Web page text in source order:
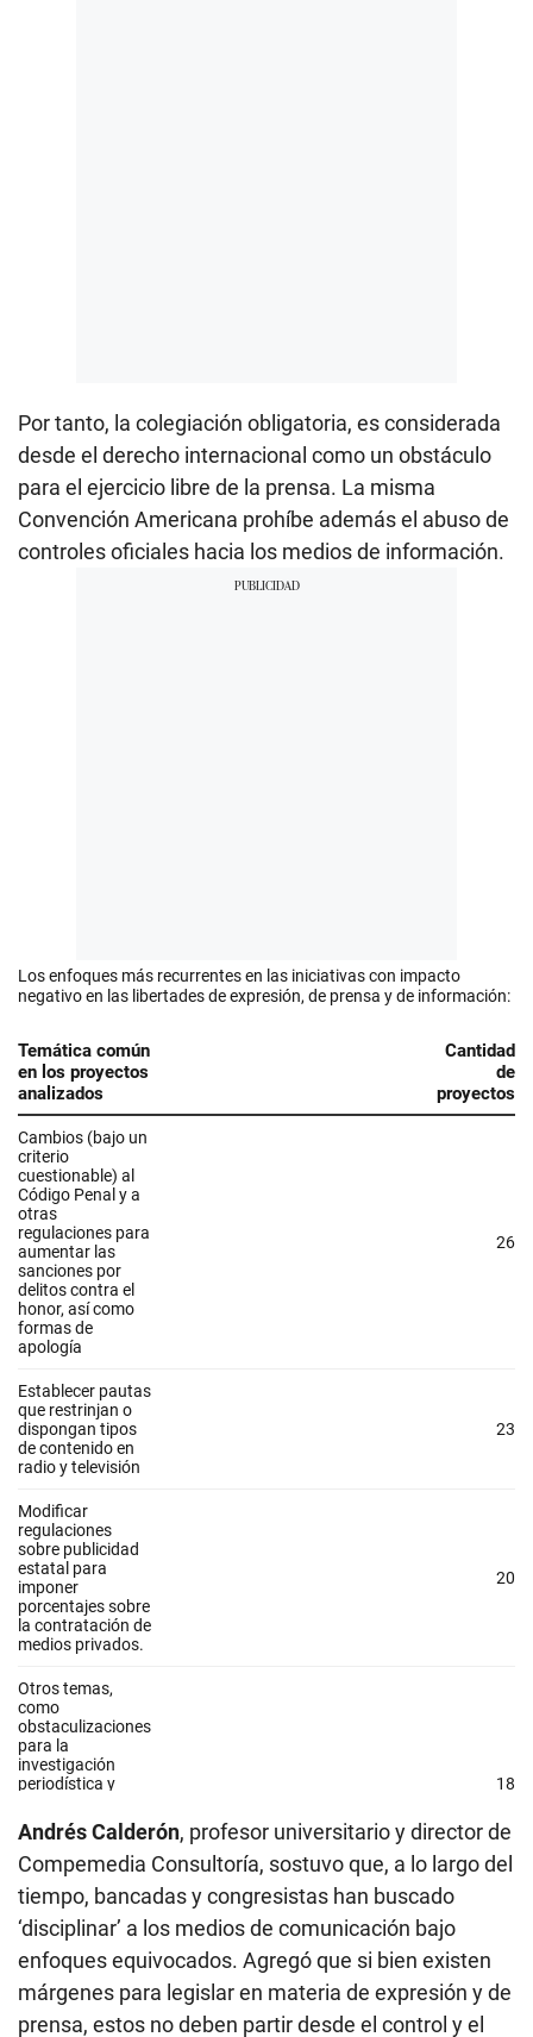
Por tanto, la colegiación obligatoria, es considerada
desde el derecho internacional como un obstáculo
para el ejercicio libre de la prensa. La misma
Convención Americana prohíbe además el abuso de
controles oficiales hacia los medios de información.
Andrés Calderón, profesor universitario y director de
Compemedia Consultoría, sostuvo que, a lo largo del
tiempo, bancadas y congresistas han buscado
‘disciplinar’ a los medios de comunicación bajo
enfoques equivocados. Agregó que si bien existen
márgenes para legislar en materia de expresión y de
prensa, estos no deben partir desde el control y el